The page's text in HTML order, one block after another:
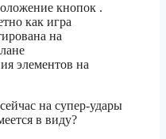
кнопок .
как игра
на
элементов на
на супер-удары
в виду?